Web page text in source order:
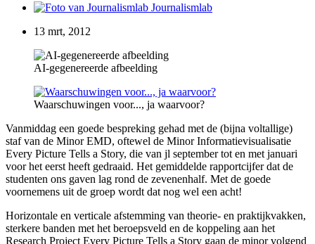
Journalismlab
13 mrt, 2012
AI-gegenereerde afbeelding
Waarschuwingen voor..., ja waarvoor?
Vanmiddag een goede bespreking gehad met de (bijna voltallige)
staf van de Minor EMD, oftewel de Minor Informatievisualisatie
Every Picture Tells a Story, die van jl september tot en met januari
voor het eerst heeft gedraaid. Het gemiddelde rapportcijfer dat de
studenten ons gaven lag rond de zevenenhalf. Met de goede
voornemens uit de groep wordt dat nog wel een acht!
Horizontale en verticale afstemming van theorie- en praktijkvakken,
sterkere banden met het beroepsveld en de koppeling aan het
Research Project Every Picture Tells a Story gaan de minor volgend